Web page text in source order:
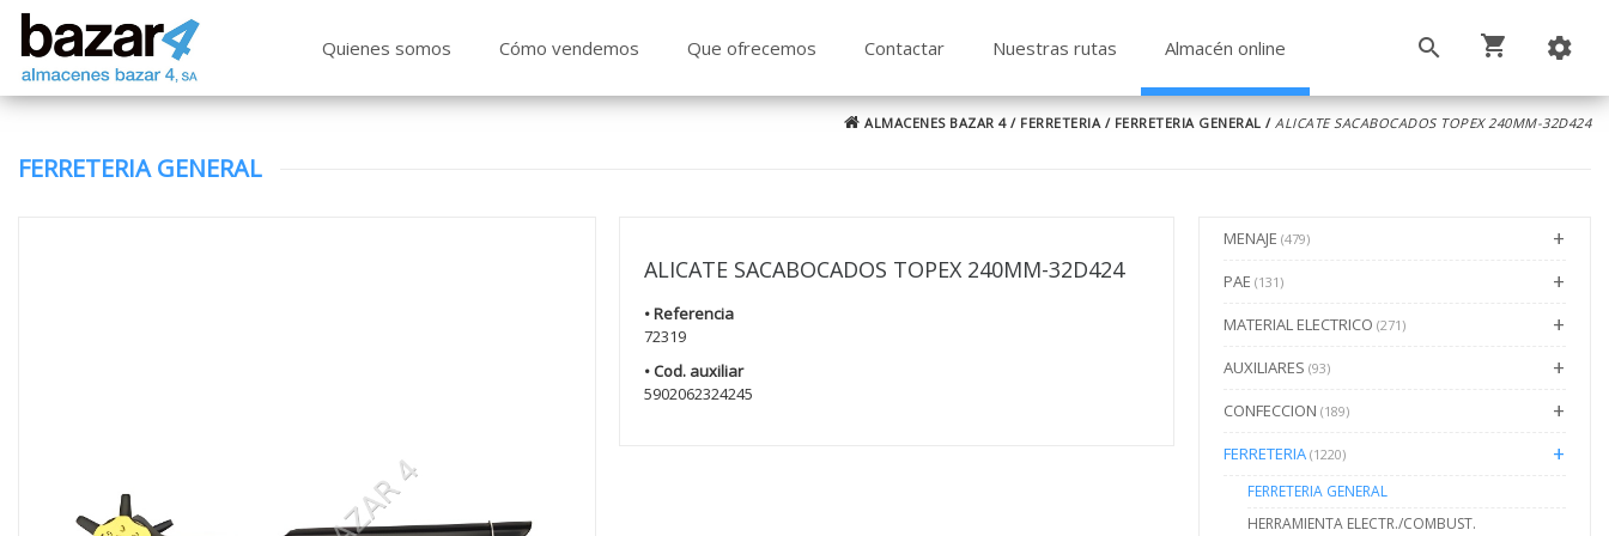
Quienes somos Cómo vendemos Que ofrecemos Contactar Nuestras rutas Almacén online
ALMACENES BAZAR 4/ FERRETERIA/ FERRETERIA GENERAL / ALICATE SACABOCADOS TOPEX 240MM-32D424
FERRETERIA GENERAL
MENAJE (479)
PAE (131)
MATERIAL ELECTRICO (271)
AUXILIARES (93)
CONFECCION (189)
FERRETERIA (1220)
FERRETERIA GENERAL
HERRAMIENTA ELECTR./COMBUST.
ALICATE SACABOCADOS TOPEX 240MM-32D424
• Referencia
72319
• Cod. auxiliar
5902062324245